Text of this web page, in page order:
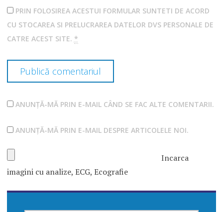
PRIN FOLOSIREA ACESTUI FORMULAR SUNTETI DE ACORD
CU STOCAREA SI PRELUCRAREA DATELOR DVS PERSONALE DE
CATRE ACEST SITE. *
ANUNȚĂ-MĂ PRIN E-MAIL CÂND SE FAC ALTE COMENTARII.
ANUNȚĂ-MĂ PRIN E-MAIL DESPRE ARTICOLELE NOI.
Incarca
imagini cu analize, ECG, Ecografie